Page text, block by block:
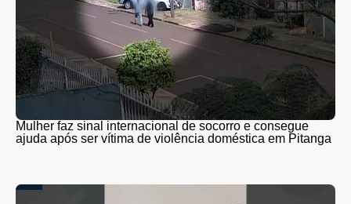
Mulher faz sinal internacional de socorro e consegue
ajuda após ser vítima de violência doméstica em Pitanga